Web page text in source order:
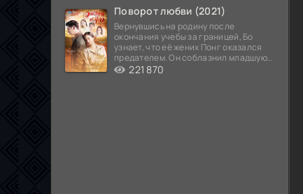
Поворот любви (2021)
Вернувшись на родину после
окончания учебы за границей, Бо
узнает, что её жених Понг оказался
предателем. Он соблазнил младшую
сестру хозяина
221 870